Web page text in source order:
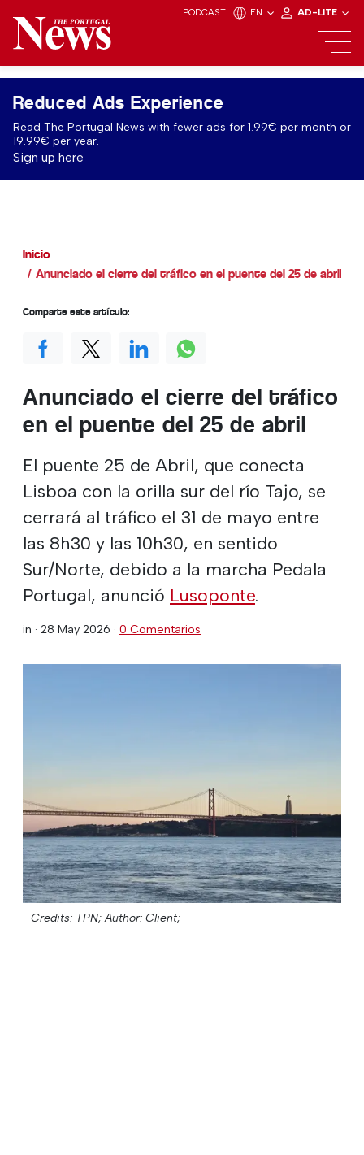
PODCAST EN AD-LITE
Reduced Ads Experience
Read The Portugal News with fewer ads for 1.99€ per month or
19.99€ per year.
Sign up here
Inicio
Anunciado el cierre del tráfico en el puente del 25 de abril
Anunciado el cierre del tráfico
en el puente del 25 de abril
El puente 25 de Abril, que conecta
Lisboa con la orilla sur del río Tajo, se
cerrará al tráfico el 31 de mayo entre
las 8h30 y las 10h30, en sentido
Sur/Norte, debido a la marcha Pedala
Portugal, anunció Lusoponte.
in · 28 May 2026 · 0 Comentarios
Credits: TPN; Author: Client;
Comparte este artículo: